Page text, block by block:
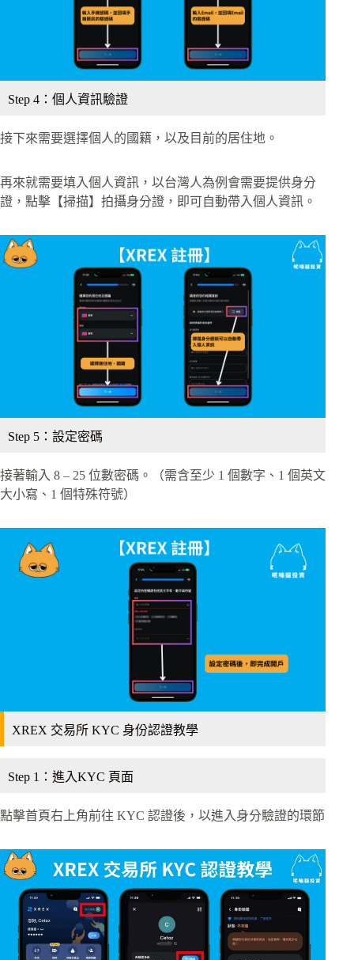
Step 4：個人資訊驗證
接下來需要選擇個人的國籍，以及目前的居住地。
再來就需要填入個人資訊，以台灣人為例會需要提供身分
證，點擊【掃描】拍攝身分證，即可自動帶入個人資訊。
Step 5：設定密碼
接著輸入 8 – 25 位數密碼。（需含至少 1 個數字、1 個英文
大小寫、1 個特殊符號）
XREX 交易所 KYC 身份認證教學
Step 1：進入KYC 頁面
點擊首頁右上角前往 KYC 認證後，以進入身分驗證的環節